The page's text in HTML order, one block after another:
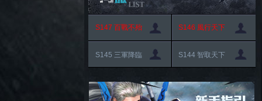
S147 百戰不殆 S146 風行天下
S145 三軍降臨 S144 智取天下